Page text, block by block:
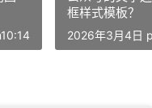
框样式模板？
2026年3月4日